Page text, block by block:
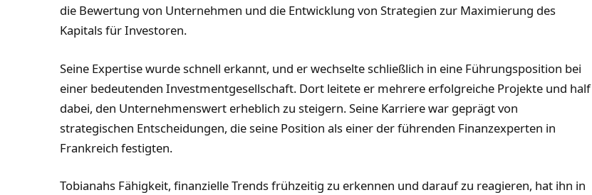
die Bewertung von Unternehmen und die Entwicklung von Strategien zur Maximierung des
Kapitals für Investoren.
Seine Expertise wurde schnell erkannt, und er wechselte schließlich in eine Führungsposition bei
einer bedeutenden Investmentgesellschaft. Dort leitete er mehrere erfolgreiche Projekte und half
dabei, den Unternehmenswert erheblich zu steigern. Seine Karriere war geprägt von
strategischen Entscheidungen, die seine Position als einer der führenden Finanzexperten in
Frankreich festigten.
Tobianahs Fähigkeit, finanzielle Trends frühzeitig zu erkennen und darauf zu reagieren, hat ihn in